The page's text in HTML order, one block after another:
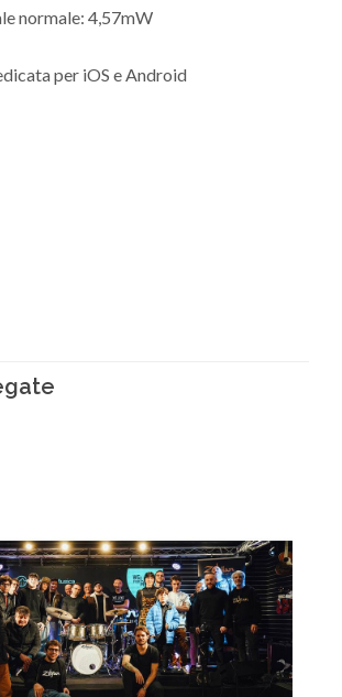
normale: 4,57mW
per iOS e Android